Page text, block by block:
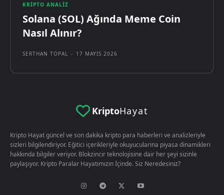
KRIPTO ANALIZ
Solana (SOL) Ağında Meme Coin
Nasıl Alınır?
SERTHAN TOPAL - 17 MAYIS 2026
KriptoHayat
Kripto Hayat güncel ve son dakika kripto para haberleri ve analizleriyle
sizleri bilgilendiriyor. Eğitici içerikleriyle okuyucularina piyasa dinamikleri
hakkında bilgiler veriyor. Blokzincir teknolojisine dair her şeyi sizinle
paylaşıyor. Kripto Paralar Hayatımızın İçinde. Siz Neredesiniz?